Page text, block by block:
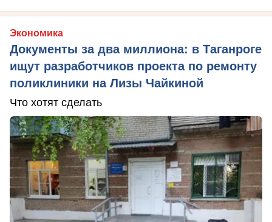
Экономика
Документы за два миллиона: в Таганроге
ищут разработчиков проекта по ремонту
поликлиники на Лизы Чайкиной
Что хотят сделать